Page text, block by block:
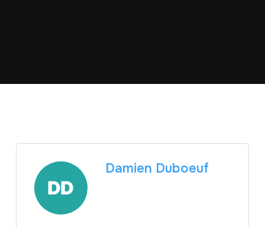
Damien Duboeuf